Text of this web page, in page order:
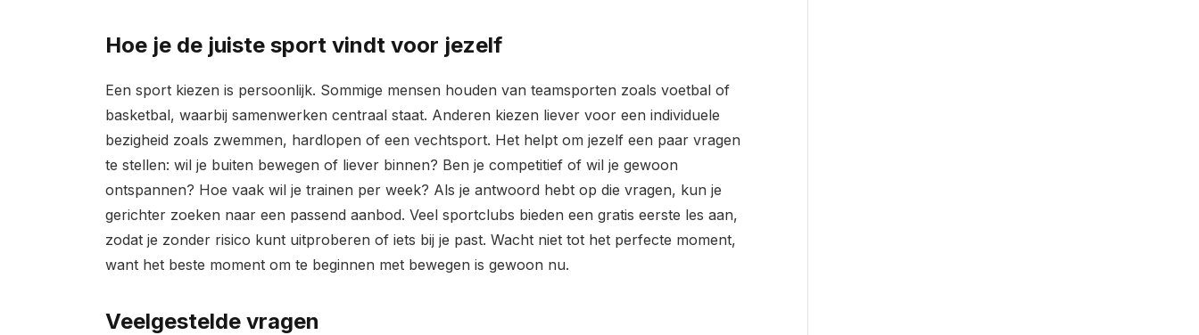
Hoe je de juiste sport vindt voor jezelf
Een sport kiezen is persoonlijk. Sommige mensen houden van teamsporten zoals voetbal of
basketbal, waarbij samenwerken centraal staat. Anderen kiezen liever voor een individuele
bezigheid zoals zwemmen, hardlopen of een vechtsport. Het helpt om jezelf een paar vragen
te stellen: wil je buiten bewegen of liever binnen? Ben je competitief of wil je gewoon
ontspannen? Hoe vaak wil je trainen per week? Als je antwoord hebt op die vragen, kun je
gerichter zoeken naar een passend aanbod. Veel sportclubs bieden een gratis eerste les aan,
zodat je zonder risico kunt uitproberen of iets bij je past. Wacht niet tot het perfecte moment,
want het beste moment om te beginnen met bewegen is gewoon nu.
Veelgestelde vragen